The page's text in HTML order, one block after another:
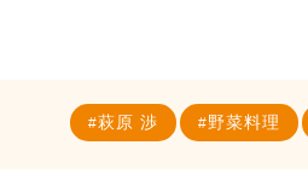
萩原 渉 野菜料理